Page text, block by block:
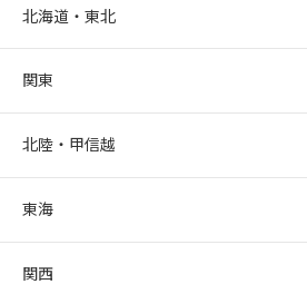
北海道・東北
関東
北陸・甲信越
東海
関西